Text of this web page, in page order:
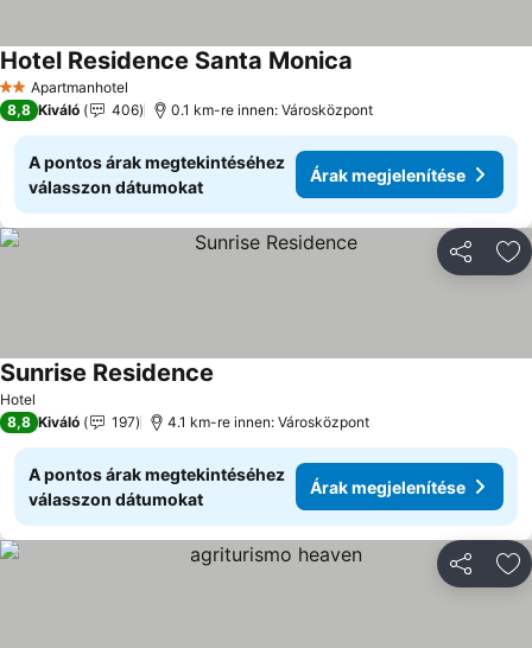
2 Kategória
Apartmanhotel
Hotel Residence Santa Monica
8,8 Kiváló 406 0.1 km-re innen: Városközpont
A pontos árak megtekintéséhez
válasszon dátumokat
Árak megjelenítése
Hotel
Sunrise Residence
8,8 Kiváló 197 4.1 km-re innen: Városközpont
A pontos árak megtekintéséhez
válasszon dátumokat
Árak megjelenítése